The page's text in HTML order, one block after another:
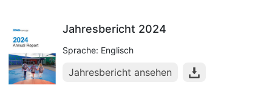
Jahresbericht 2024
Sprache: Englisch
Jahresbericht ansehen